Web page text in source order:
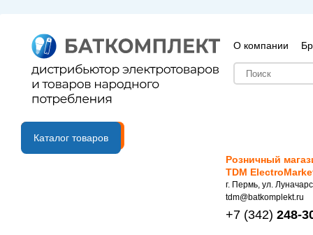
О компании
B2B портал
Каталог товаров
Розничный
TDM
г. Пермь, ул.
tdm@batkomplekt.ru
+7 (342) 248-